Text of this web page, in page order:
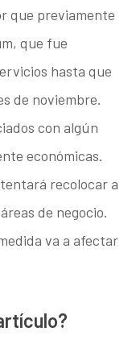
que previamente
que fue
hasta que
de noviembre.
con algún
económicas.
recolocar a
de negocio.
va a afectar